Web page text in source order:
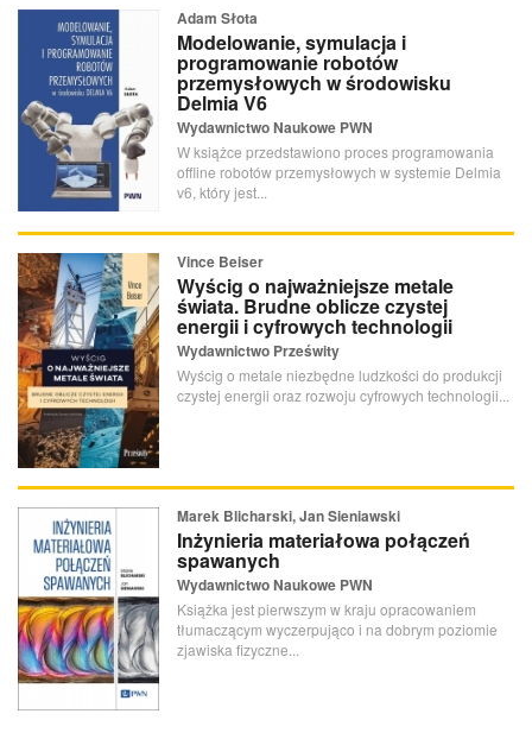
Adam Słota
Modelowanie, symulacja i
programowanie robotów
przemysłowych w środowisku
Delmia V6
Wydawnictwo Naukowe PWN
W książce przedstawiono proces programowania
offline robotów przemysłowych w systemie Delmia
v6, który jest...
Vince Beiser
Wyścig o najważniejsze metale
świata. Brudne oblicze czystej
energii i cyfrowych technologii
Wydawnictwo Prześwity
Wyścig o metale niezbędne ludzkości do produkcji
czystej energii oraz rozwoju cyfrowych technologii...
Marek Blicharski, Jan Sieniawski
Inżynieria materiałowa połączeń
spawanych
Wydawnictwo Naukowe PWN
Książka jest pierwszym w kraju opracowaniem
tłumaczącym wyczerpująco i na dobrym poziomie
zjawiska fizyczne...